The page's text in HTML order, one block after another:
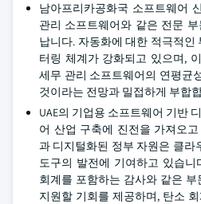
남아프리카공화국 소프트웨어
관리 소프트웨어와 같은 전문
납니다. 자동화에 대한 적극적인
터링 체계가 강화되고 있으며,
세무 관리 소프트웨어의 연평균
것이라는 전망과 밀접하게 부합
UAE의 기업용 소프트웨어 기반
어 산업 구축에 진전을 가져오
과 디지털화된 정부 자원은 클라
도구의 발전에 기여하고 있습
회계를 포함하는 감사와 같은
지원할 기회를 제공하며, 탄소